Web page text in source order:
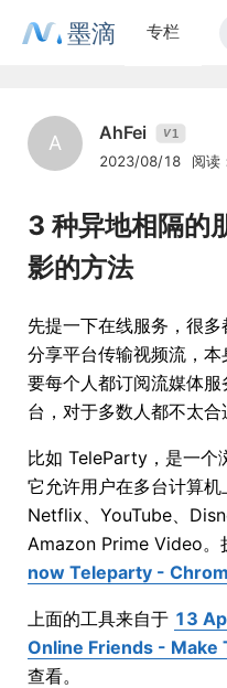
墨滴 专栏
A AhFei V1
2023/08/18 阅读
3 种异地相隔的
影的方法
先提一下在线服务，很
分享平台传输视频流，
要每个人都订阅流媒体
台，对于多数人都不太合
比如 TeleParty，是一个
它允许用户在多台计算
Netflix、YouTube、
Amazon Prime Video。
now Teleparty -
上面的工具来自于 13
Online Friends - Make
查看。